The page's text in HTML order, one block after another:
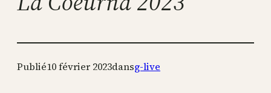
Publié10 février 2023dansg-live